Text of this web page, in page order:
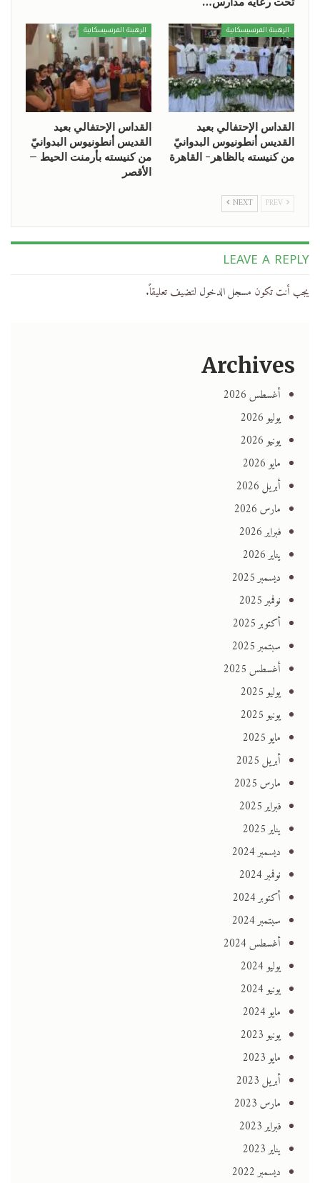
الرهبنة الفرنسيسكانية
القداس الإحتفالي بعيد
القديس أنطونيوس البدوانيّ
من كنيسته بالظاهر- القاهرة
الرهبنة الفرنسيسكانية
القداس الإحتفالي بعيد
القديس أنطونيوس البدوانيّ
من كنيسته بأرمنت الحيط –
الأقصر
NEXT
LEAVE A REPLY
يجب أنت تكون مسجل الدخول لتضيف تعليقاً.
Archives
أغسطس 2026
يوليو 2026
يونيو 2026
مايو 2026
أبريل 2026
مارس 2026
فبراير 2026
يناير 2026
ديسمبر 2025
نوفمبر 2025
أكتوبر 2025
سبتمبر 2025
أغسطس 2025
يوليو 2025
يونيو 2025
مايو 2025
أبريل 2025
مارس 2025
فبراير 2025
يناير 2025
ديسمبر 2024
نوفمبر 2024
أكتوبر 2024
سبتمبر 2024
أغسطس 2024
يوليو 2024
يونيو 2024
مايو 2024
يونيو 2023
مايو 2023
أبريل 2023
مارس 2023
فبراير 2023
يناير 2023
ديسمبر 2022